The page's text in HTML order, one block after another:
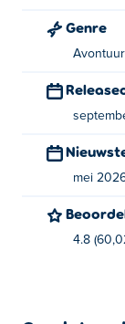
Hoe kan ik
Kan ik Sort
Sort the Court!
Genre
mei
4.8